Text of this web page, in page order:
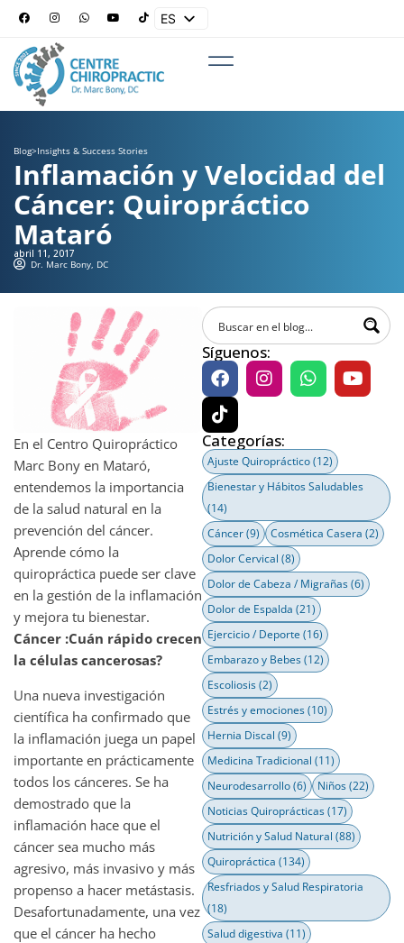
ES
Blog>Insights & Success Stories
Inflamación y Velocidad del
Cáncer: Quiropráctico
Mataró
abril 11, 2017
Dr. Marc Bony, DC
En el Centro Quiropráctico
Marc Bony en Mataró,
entendemos la importancia
de la salud natural en la
prevención del cáncer.
Aprende cómo la
quiropráctica puede ser clave
en la gestión de la inflamación
y mejora tu bienestar.
Cáncer :Cuán rápido crecen
la células cancerosas?
Una nueva investigación
científica ha confirmado que
la inflamación juega un papel
importante en prácticamente
todos los cánceres. Se ha
demostrado que la
inflamación hace que el
cáncer sea mucho más
agresivo, más invasivo y más
propenso a hacer metástasis.
Desafortunadamente, una vez
que el cáncer ha hecho
Síguenos:
Categorías:
Ajuste Quiropráctico(12)
Bienestar y Hábitos Saludables
(14)
Cáncer(9) Cosmética Casera (2)
Dolor Cervical (8)
Dolor de Cabeza / Migrañas(6)
Dolor de Espalda (21)
Ejercicio / Deporte (16)
Embarazo y Bebes(12)
Escoliosis(2)
Estrés y emociones(10)
Hernia Discal (9)
Medicina Tradicional (11)
Neurodesarrollo(6) Niños(22)
Noticias Quiroprácticas(17)
Nutrición y Salud Natural (88)
Quiropráctica (134)
Resfriados y Salud Respiratoria
(18)
Salud digestiva (11)